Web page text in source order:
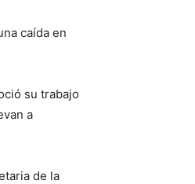
caída en
su trabajo
a
de la